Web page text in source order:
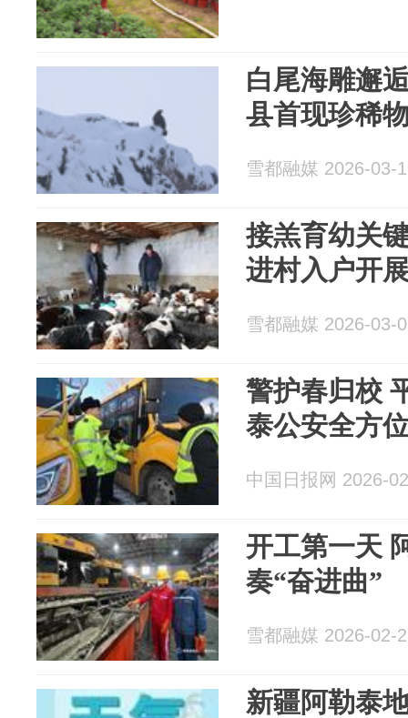
白尾海雕邂
县首现珍稀
雪都融媒 2026-03-
接羔育幼关键期 阿勒泰
进村入户开
雪都融媒 2026-03-
警护春归校
泰公安全方
中国日报网 2026-
开工第一天
奏“奋进曲”
雪都融媒 2026-02-
新疆阿勒泰